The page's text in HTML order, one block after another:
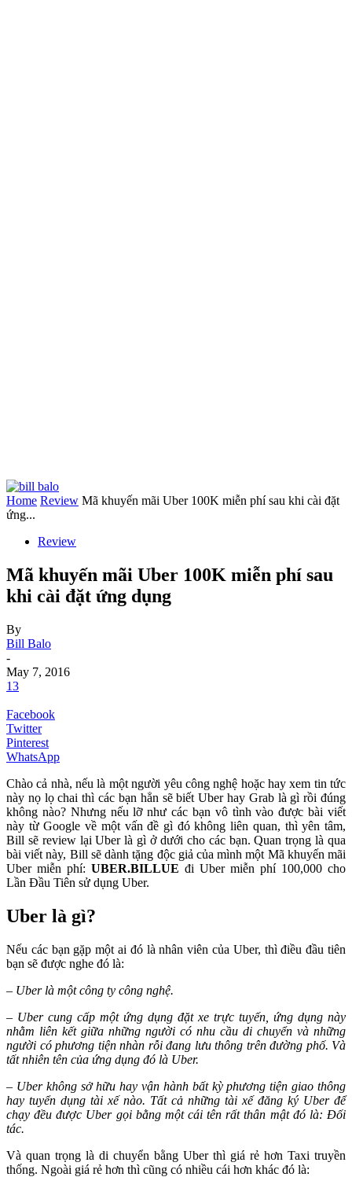
Home Review Mã khuyến mãi Uber 100K miễn phí sau khi cài đặt
ứng...
Review
Mã khuyến mãi Uber 100K miễn phí sau
khi cài đặt ứng dụng
By
Bill Balo
-
May 7, 2016
13
Facebook
Twitter
Pinterest
WhatsApp
Chào cả nhà, nếu là một người yêu công nghệ hoặc hay xem tin tức
này nọ lọ chai thì các bạn hẳn sẽ biết Uber hay Grab là gì rồi đúng
không nào? Nhưng nếu lỡ như các bạn vô tình vào được bài viết
này từ Google về một vấn đề gì đó không liên quan, thì yên tâm,
Bill sẽ review lại Uber là gì ở dưới cho các bạn. Quan trọng là qua
bài viết này, Bill sẽ dành tặng độc giả của mình một Mã khuyến mãi
Uber miễn phí: UBER.BILLUE đi Uber miễn phí 100,000 cho
Lần Đầu Tiên sử dụng Uber.
Uber là gì?
Nếu các bạn gặp một ai đó là nhân viên của Uber, thì điều đầu tiên
bạn sẽ được nghe đó là:
– Uber là một công ty công nghệ.
– Uber cung cấp một ứng dụng đặt xe trực tuyến, ứng dụng này
nhằm liên kết giữa những người có nhu cầu di chuyển và những
người có phương tiện nhàn rỗi đang lưu thông trên đường phố. Và
tất nhiên tên của ứng dụng đó là Uber.
– Uber không sở hữu hay vận hành bất kỳ phương tiện giao thông
hay tuyển dụng tài xế nào. Tất cả những tài xế đăng ký Uber để
chạy đều được Uber gọi bằng một cái tên rất thân mật đó là: Đối
tác.
Và quan trọng là di chuyển bằng Uber thì giá rẻ hơn Taxi truyền
thống. Ngoài giá rẻ hơn thì cũng có nhiều cái hơn khác đó là: